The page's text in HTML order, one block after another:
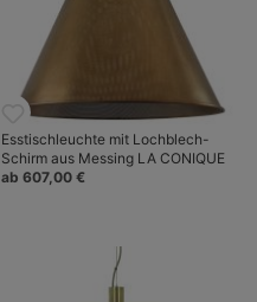
Esstischleuchte mit Lochblech-
Schirm aus Messing LA CONIQUE
ab 607,00 €